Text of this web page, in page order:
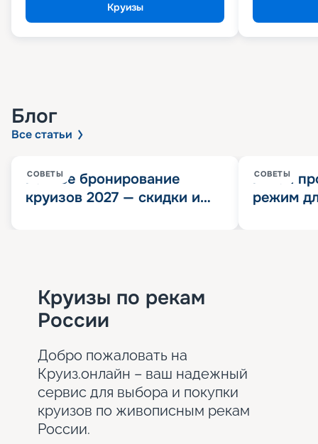
Круизы
Блог
Все статьи
СОВЕТЫ
Раннее бронирование
круизов 2027 — скидки и
СОВЕТЫ
Китай
режим
Круизы по рекам
России
Добро пожаловать на
Круиз.онлайн – ваш надежный
сервис для выбора и покупки
круизов по живописным рекам
России.